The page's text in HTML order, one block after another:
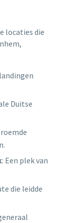
locaties die
Duitse
: Een plek van
die leidde